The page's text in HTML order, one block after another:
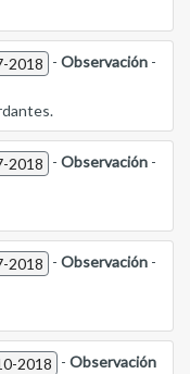
2018 - Observación -
2018 - Observación -
2018 - Observación -
2018 - Observación